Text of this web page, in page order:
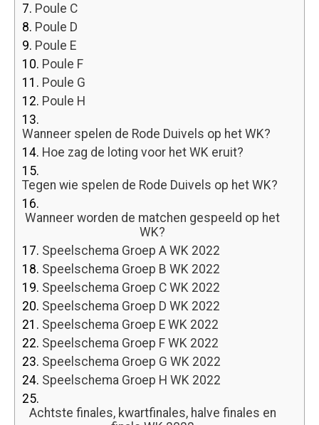
7. Poule C
8. Poule D
9. Poule E
10. Poule F
11. Poule G
12. Poule H
13.
Wanneer spelen de Rode Duivels op het WK?
14. Hoe zag de loting voor het WK eruit?
15.
Tegen wie spelen de Rode Duivels op het WK?
16.
Wanneer worden de matchen gespeeld op het
WK?
17. Speelschema Groep A WK 2022
18. Speelschema Groep B WK 2022
19. Speelschema Groep C WK 2022
20. Speelschema Groep D WK 2022
21. Speelschema Groep E WK 2022
22. Speelschema Groep F WK 2022
23. Speelschema Groep G WK 2022
24. Speelschema Groep H WK 2022
25.
Achtste finales, kwartfinales, halve finales en